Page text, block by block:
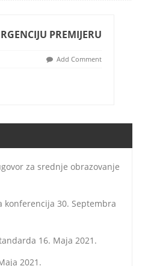
PREMIJERU
Add Comment
za srednje obrazovanje
konferencija 30. Septembra
16. Maja 2021.
2021.